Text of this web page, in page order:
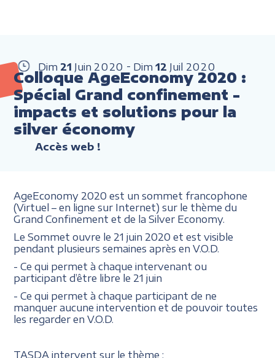
Dim 21 Juin 2020 Dim 12 Juil 2020
Colloque AgeEconomy 2020 :
Spécial Grand confinement -
impacts et solutions pour la
silver économy
Accès web !
AgeEconomy 2020 est un sommet francophone
(Virtuel – en ligne sur Internet) sur le thème du
Grand Confinement et de la Silver Economy.
Le Sommet ouvre le 21 juin 2020 et est visible
pendant plusieurs semaines après en V.O.D.
- Ce qui permet à chaque intervenant ou
participant d’être libre le 21 juin
- Ce qui permet à chaque participant de ne
manquer aucune intervention et de pouvoir toutes
les regarder en V.O.D.
TASDA intervent sur le thème :